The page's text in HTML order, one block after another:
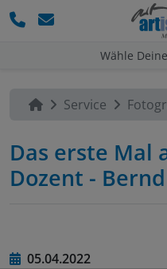
Wähle
Service
Das erste Mal
Dozent -
05.04.2022